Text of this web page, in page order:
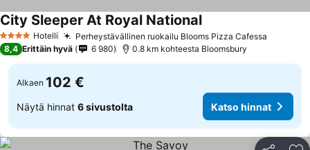
4 Tähtiluokitus
Hotelli Perheystävällinen ruokailu Blooms Pizza Cafessa
City Sleeper At Royal NationalKatso hinnat
8,4 Erittäin hyvä 6 980 0.8 km kohteesta Bloomsbury
Alkaen 102 €
Näytä hinnat 6 sivustolta Katso hinnat